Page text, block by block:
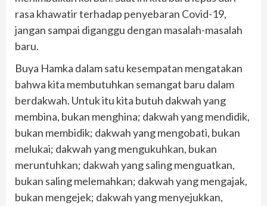
rasa khawatir terhadap penyebaran Covid-19,
jangan sampai diganggu dengan masalah-masalah
baru.
Buya Hamka dalam satu kesempatan mengatakan
bahwa kita membutuhkan semangat baru dalam
berdakwah. Untuk itu kita butuh dakwah yang
membina, bukan menghina; dakwah yang mendidik,
bukan membidik; dakwah yang mengobati, bukan
melukai; dakwah yang mengukuhkan, bukan
meruntuhkan; dakwah yang saling menguatkan,
bukan saling melemahkan; dakwah yang mengajak,
bukan mengejek; dakwah yang menyejukkan,